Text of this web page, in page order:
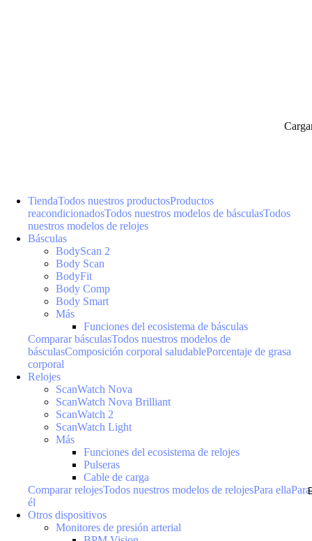
TiendaTodos nuestros productosProductos
reacondicionadosTodos nuestros modelos de básculasTodos
nuestros modelos de relojes
Básculas
BodyScan 2
Body Scan
BodyFit
Body Comp
Body Smart
Más
Funciones del ecosistema de básculas
Comparar básculasTodos nuestros modelos de
básculasComposición corporal saludablePorcentaje de grasa
corporal
Relojes
ScanWatch Nova
ScanWatch Nova Brilliant
ScanWatch 2
ScanWatch Light
Más
Funciones del ecosistema de relojes
Pulseras
Cable de carga
Comparar relojesTodos nuestros modelos de relojesPara ellaPara
él
Otros dispositivos
Monitores de presión arterial